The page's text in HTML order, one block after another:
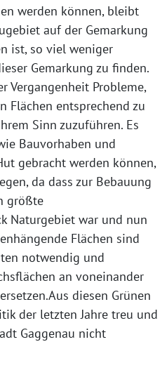
werden können, bleibt
auf der Gemarkung
ist, so viel weniger
Gemarkung zu finden.
Vergangenheit Probleme,
Flächen entsprechend zu
Sinn zuzuführen. Es
Bauvorhaben und
gebracht werden können,
da dass zur Bebauung
größte
Naturgebiet war und nun
Flächen sind
notwendig und
an voneinander
diesen Grünen
der letzten Jahre treu und
Gaggenau nicht